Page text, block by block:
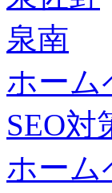
泉南
ホーム
SEO対
ホーム